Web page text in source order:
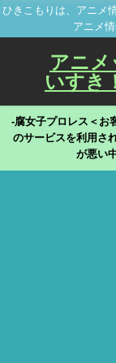
ひきこもりは、アニメ
アニメ
アニメ
いすき
-腐女子プロレス＜お
のサービスを利用さ
が悪い